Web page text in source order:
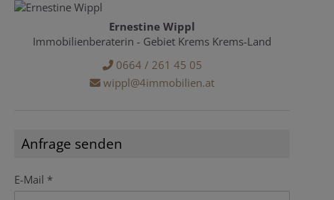
Ernestine Wippl
Immobilienberaterin - Gebiet Krems Krems-Land
0664 / 261 45 05
wippl@4immobilien.at
Anfrage senden
E-Mail